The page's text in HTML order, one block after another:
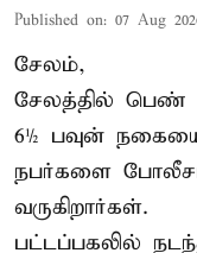
Published on: 07 Aug
சேலம்,
சேலத்தில் பெண்
6½ பவுன்
நபர்களை
வருகிறார்கள்.
பட்டப்பகலில்